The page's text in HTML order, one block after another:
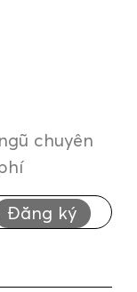
chuyên
Đăng ký